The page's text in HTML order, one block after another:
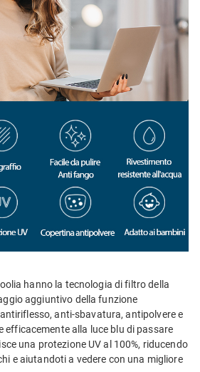
hanno la tecnologia di filtro della
aggiuntivo della funzione
anti-sbavatura, antipolvere e
efficacemente alla luce blu di passare
una protezione UV al 100%, riducendo
e aiutandoti a vedere con una migliore